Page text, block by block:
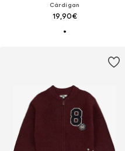
Cárdigan
19,90€